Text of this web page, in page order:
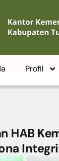
Profil
HAB